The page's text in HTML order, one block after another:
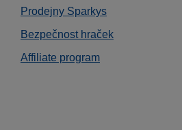
Prodejny Sparkys
Bezpečnost hraček
Affiliate program